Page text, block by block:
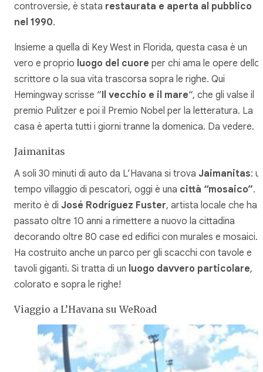
controversie, è stata restaurata e aperta al pubblico
nel 1990.
Insieme a quella di Key West in Florida, questa casa è un
vero e proprio luogo del cuore per chi ama le opere dello
scrittore o la sua vita trascorsa sopra le righe. Qui
Hemingway scrisse “Il vecchio e il mare“, che gli valse il
premio Pulitzer e poi il Premio Nobel per la letteratura. La
casa è aperta tutti i giorni tranne la domenica. Da vedere.
Jaimanitas
A soli 30 minuti di auto da L’Havana si trova Jaimanitas:
tempo villaggio di pescatori, oggi è una città “mosaico”. Il
merito è di José Rodríguez Fuster, artista locale che ha
passato oltre 10 anni a rimettere a nuovo la cittadina
decorando oltre 80 case ed edifici con murales e mosaici.
Ha costruito anche un parco per gli scacchi con tavole e
tavoli giganti. Si tratta di un luogo davvero particolare,
colorato e sopra le righe!
Viaggio a L’Havana su WeRoad